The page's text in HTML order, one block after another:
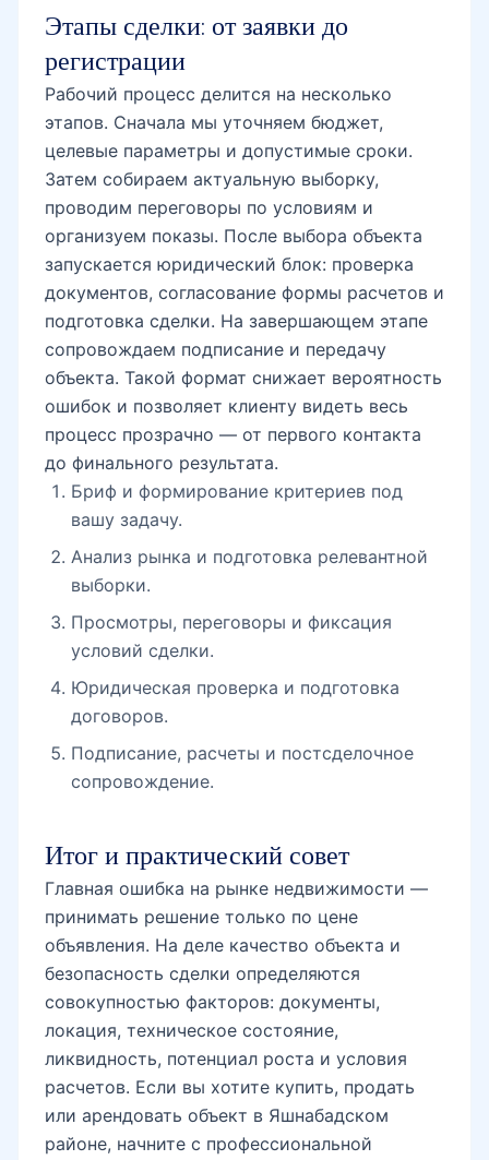
Этапы сделки: от заявки до
регистрации
Рабочий процесс делится на несколько
этапов. Сначала мы уточняем бюджет,
целевые параметры и допустимые сроки.
Затем собираем актуальную выборку,
проводим переговоры по условиям и
организуем показы. После выбора объекта
запускается юридический блок: проверка
документов, согласование формы расчетов и
подготовка сделки. На завершающем этапе
сопровождаем подписание и передачу
объекта. Такой формат снижает вероятность
ошибок и позволяет клиенту видеть весь
процесс прозрачно — от первого контакта
до финального результата.
Бриф и формирование критериев под
вашу задачу.
Анализ рынка и подготовка релевантной
выборки.
Просмотры, переговоры и фиксация
условий сделки.
Юридическая проверка и подготовка
договоров.
Подписание, расчеты и постсделочное
сопровождение.
Итог и практический совет
Главная ошибка на рынке недвижимости —
принимать решение только по цене
объявления. На деле качество объекта и
безопасность сделки определяются
совокупностью факторов: документы,
локация, техническое состояние,
ликвидность, потенциал роста и условия
расчетов. Если вы хотите купить, продать
или арендовать объект в Яшнабадском
районе, начните с профессиональной